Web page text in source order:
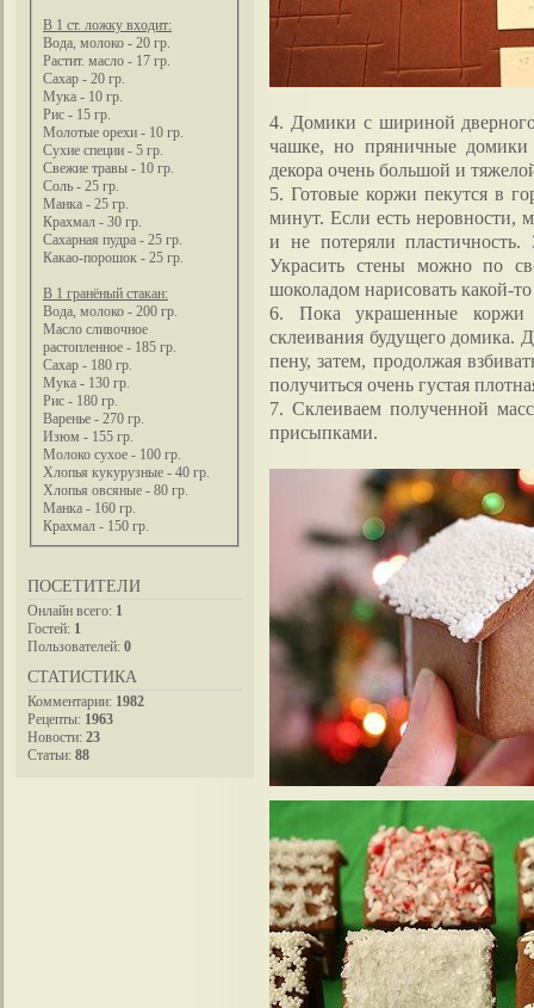
В 1 ст. ложку входит:
Вода, молоко - 20 гр.
Растит. масло - 17 гр.
Сахар - 20 гр.
Мука - 10 гр.
Рис - 15 гр.
Молотые орехи - 10 гр.
Сухие специи - 5 гр.
Свежие травы - 10 гр.
Соль - 25 гр.
Манка - 25 гр.
Крахмал - 30 гр.
Сахарная пудра - 25 гр.
Какао-порошок - 25 гр.
В 1 гранёный стакан:
Вода, молоко - 200 гр.
Масло сливочное
растопленное - 185 гр.
Сахар - 180 гр.
Мука - 130 гр.
Рис - 180 гр.
Варенье - 270 гр.
Изюм - 155 гр.
Молоко сухое - 100 гр.
Хлопья кукурузные - 40 гр.
Хлопья овсяные - 80 гр.
Манка - 160 гр.
Крахмал - 150 гр.
ПОСЕТИТЕЛИ
Онлайн всего: 1
Гостей: 1
Пользователей: 0
СТАТИСТИКА
Комментарии: 1982
Рецепты: 1963
Новости: 23
Статьи: 88
4. Домики с шириной
чашке, но пряничные домики
декора очень большой и
5. Готовые коржи пекутся в
минут. Если есть неровности,
и не потеряли
Украсить стены можно по
шоколадом нарисовать какой-
6. Пока украшенные коржи
склеивания будущего домика.
пену, затем, продолжая
получиться очень густая
7. Склеиваем полученной
присыпками.